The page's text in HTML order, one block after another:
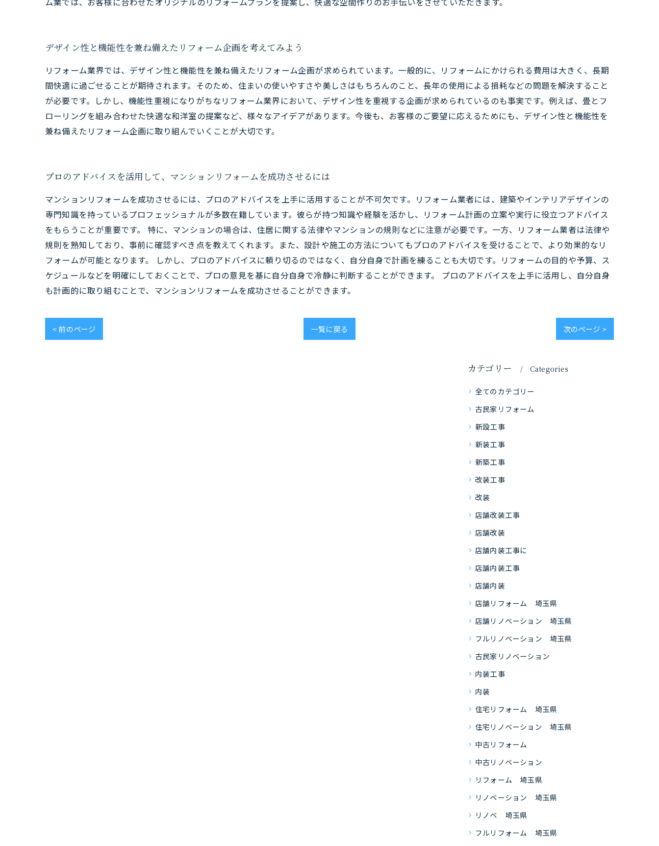
デザイン性と機能性を兼ね備えたリフォーム企画を考えてみよう
リフォーム業界では、デザイン性と機能性を兼ね備えたリフォーム企画が求められています。一般的に、リフォームにかけられる費用は大きく、長期
間快適に過ごせることが期待されます。そのため、住まいの使いやすさや美しさはもちろんのこと、長年の使用による損耗などの問題を解決すること
が必要です。しかし、機能性重視になりがちなリフォーム業界において、デザイン性を重視する企画が求められているのも事実です。例えば、畳とフ
ローリングを組み合わせた快適な和洋室の提案など、様々なアイデアがあります。今後も、お客様のご要望に応えるためにも、デザイン性と機能性を
兼ね備えたリフォーム企画に取り組んでいくことが大切です。
プロのアドバイスを活用して、マンションリフォームを成功させるには
マンションリフォームを成功させるには、プロのアドバイスを上手に活用することが不可欠です。リフォーム業者には、建築やインテリアデザインの
専門知識を持っているプロフェッショナルが多数在籍しています。彼らが持つ知識や経験を活かし、リフォーム計画の立案や実行に役立つアドバイス
をもらうことが重要です。 特に、マンションの場合は、住居に関する法律やマンションの規則などに注意が必要です。一方、リフォーム業者は法律や
規則を熟知しており、事前に確認すべき点を教えてくれます。また、設計や施工の方法についてもプロのアドバイスを受けることで、より効果的なリ
フォームが可能となります。 しかし、プロのアドバイスに頼り切るのではなく、自分自身で計画を練ることも大切です。リフォームの目的や予算、ス
ケジュールなどを明確にしておくことで、プロの意見を基に自分自身で冷静に判断することができます。 プロのアドバイスを上手に活用し、自分自身
も計画的に取り組むことで、マンションリフォームを成功させることができます。
< 前のページ 一覧に戻る 次のページ >
カテゴリー Categories
全てのカテゴリー
古民家リフォーム
新設工事
新装工事
新築工事
改装工事
改装
店舗改装工事
店舗改装
店舗内装工事に
店舗内装工事
店舗内装
店舗リフォーム 埼玉県
店舗リノベーション 埼玉県
フルリノベーション 埼玉県
古民家リノベーション
内装工事
内装
住宅リフォーム 埼玉県
住宅リノベーション 埼玉県
中古リフォーム
中古リノベーション
リフォーム 埼玉県
リノベーション 埼玉県
リノベ 埼玉県
フルリフォーム 埼玉県